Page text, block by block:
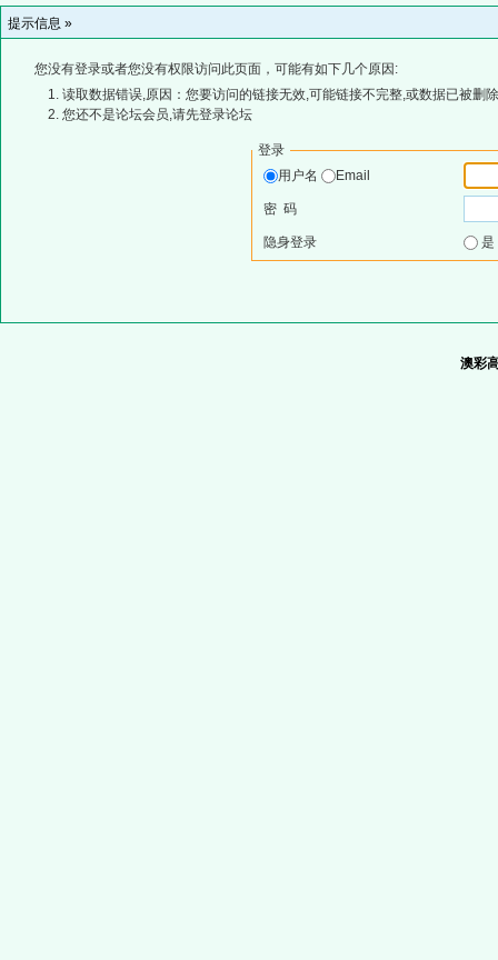
提示信息 »
您没有登录或者您没有权限访问此页面，可能有如下几个原因:
读取数据错误,原因：您要访问的链接无效,可能链接不完整,或数据已被删
您还不是论坛会员,请先登录论坛
登录
用户名
Email
密 码
隐身登录
澳彩